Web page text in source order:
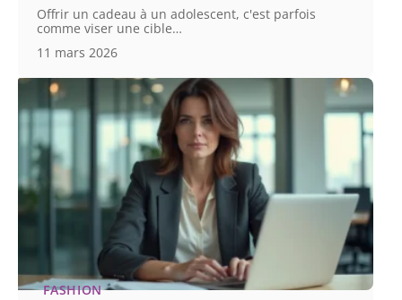
Offrir un cadeau à un adolescent, c'est parfois
comme viser une cible…
11 mars 2026
FASHION